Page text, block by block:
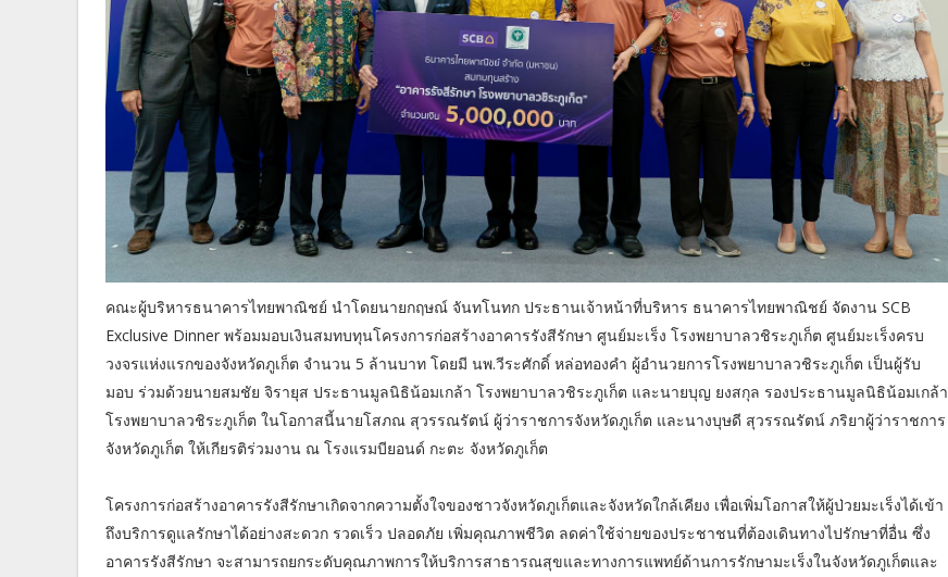
คณะผู้บริหารธนาคารไทยพาณิชย์ นำโดยนายกฤษณ์ จันทโนทก ประธานเจ้าหน้าที่บริหาร ธนาคารไทยพาณิชย์ จัดงาน SCB
Exclusive Dinner พร้อมมอบเงินสมทบทุนโครงการก่อสร้างอาคารรังสีรักษา ศูนย์มะเร็ง โรงพยาบาลวชิระภูเก็ต ศูนย์มะเร็งครบ
วงจรแห่งแรกของจังหวัดภูเก็ต จำนวน 5 ล้านบาท โดยมี นพ.วีระศักดิ์ หล่อทองคำ ผู้อำนวยการโรงพยาบาลวชิระภูเก็ต เป็นผู้รับ
มอบ ร่วมด้วยนายสมชัย จิรายุส ประธานมูลนิธิน้อมเกล้า โรงพยาบาลวชิระภูเก็ต และนายบุญ ยงสกุล รองประธานมูลนิธิน้อมเกล้า
โรงพยาบาลวชิระภูเก็ต ในโอกาสนี้นายโสภณ สุวรรณรัตน์ ผู้ว่าราชการจังหวัดภูเก็ต และนางบุษดี สุวรรณรัตน์ ภริยาผู้ว่าราชการ
จังหวัดภูเก็ต ให้เกียรติร่วมงาน ณ โรงแรมบียอนด์ กะตะ จังหวัดภูเก็ต
โครงการก่อสร้างอาคารรังสีรักษาเกิดจากความตั้งใจของชาวจังหวัดภูเก็ตและจังหวัดใกล้เคียง เพื่อเพิ่มโอกาสให้ผู้ป่วยมะเร็งได้เข้า
ถึงบริการดูแลรักษาได้อย่างสะดวก รวดเร็ว ปลอดภัย เพิ่มคุณภาพชีวิต ลดค่าใช้จ่ายของประชาชนที่ต้องเดินทางไปรักษาที่อื่น ซึ่ง
อาคารรังสีรักษา จะสามารถยกระดับคุณภาพการให้บริการสาธารณสุขและทางการแพทย์ด้านการรักษามะเร็งในจังหวัดภูเก็ตและ